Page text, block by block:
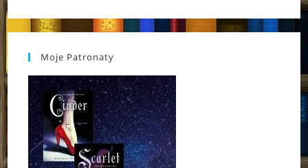
Moje Patronaty